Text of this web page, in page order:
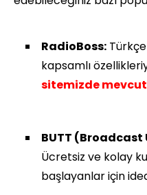
RadioBoss:
kapsamlı
sitemizde
BUTT (Broadcast
Ücretsiz ve kolay
başlayanlar için